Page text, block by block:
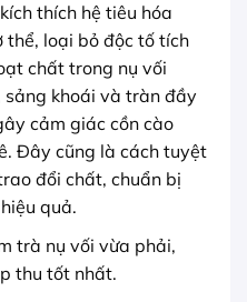
thích hệ tiêu hóa
thể, loại bỏ độc tố tích
chất trong nụ vối
khoái và tràn đầy
cảm giác cồn cào
Đây cũng là cách tuyệt
đổi chất, chuẩn bị
quả.
trà nụ vối vừa phải,
thu tốt nhất.